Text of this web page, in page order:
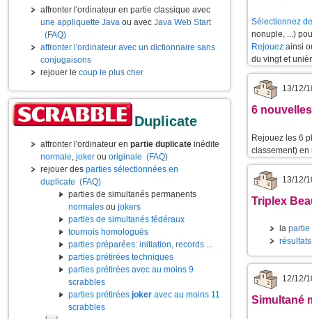
affronter l'ordinateur en partie classique avec
une appliquette Java ou avec Java Web Start
(FAQ)
affronter l'ordinateur avec un dictionnaire sans
conjugaisons
rejouer le coup le plus cher
Duplicate
affronter l'ordinateur en partie duplicate inédite
normale, joker ou originale (FAQ)
rejouer des parties sélectionnées en
duplicate (FAQ)
parties de simultanés permanents
normales ou jokers
parties de simultanés fédéraux
tournois homologués
parties préparées: initiation, records ...
parties prétirées techniques
parties prétirées avec au moins 9
scrabbles
parties prétirées joker avec au moins 11
scrabbles
Sélectionnez
nonuple, ...)
Rejouez ainsi
du vingt et
13/12/
6
Rejouez les 6
classement)
13/12/
Triplex
la partie
12/12/
Simultané